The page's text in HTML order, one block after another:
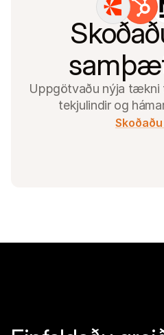
Uppgötvaðu nýja tækni
tekjulindir og